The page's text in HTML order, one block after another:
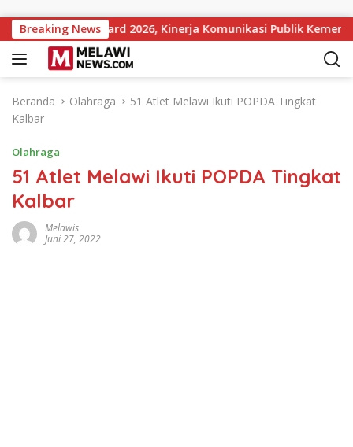
Breaking NewsAward 2026, Kinerja Komunikasi Publik
Beranda Olahraga
51 Atlet Melawi Ikuti POPDA Tingkat
Kalbar
Olahraga
51 Atlet Melawi Ikuti POPDA Tingkat
Kalbar
Melawis
Juni 27, 2022